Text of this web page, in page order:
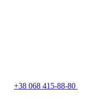
+38 068 415-88-80